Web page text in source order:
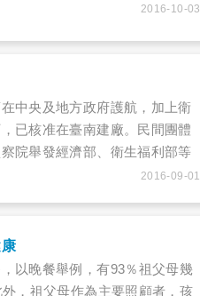
2016-10-03
中央及地方政府護航，加上衛
已核准在臺南建廠。民間團體
院舉發經濟部、衛生福利部等
正，沒想到在政黨輪替後，菸
們全盤皆輸。
2016-09-01
以晚餐舉例，有93％祖父母幾
，祖父母作為主要照顧者，孩